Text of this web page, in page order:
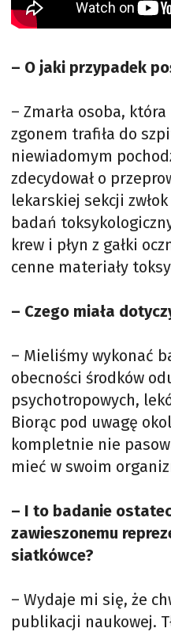
– O jaki przypadek
– Zmarła osoba,
zgonem trafiła do
niewiadomym
zdecydował o
lekarskiej sekcji
badań
krew i płyn z gałki
cenne materiały
– Czego miała
– Mieliśmy wykonać
obecności środków
psychotropowych,
Biorąc pod uwagę
kompletnie nie
mieć w swoim
– I to badanie
zawieszonemu
siatkówce?
– Wydaje mi się, że
publikacji naukowej.